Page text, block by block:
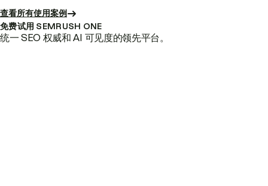
查看所有使用案例
免费试用 SEMRUSH ONE
统一 SEO 权威和 AI 可见度的领先平台。